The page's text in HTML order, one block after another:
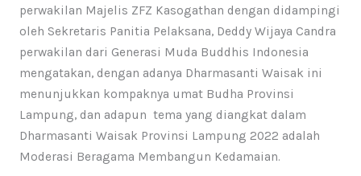
perwakilan Majelis ZFZ Kasogathan dengan didampingi
oleh Sekretaris Panitia Pelaksana, Deddy Wijaya Candra
perwakilan dari Generasi Muda Buddhis Indonesia
mengatakan, dengan adanya Dharmasanti Waisak ini
menunjukkan kompaknya umat Budha Provinsi
Lampung, dan adapun tema yang diangkat dalam
Dharmasanti Waisak Provinsi Lampung 2022 adalah
Moderasi Beragama Membangun Kedamaian.